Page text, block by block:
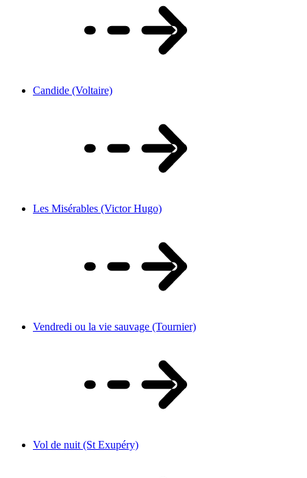
Candide (Voltaire)
Les Misérables (Victor Hugo)
Vendredi ou la vie sauvage (Tournier)
Vol de nuit (St Exupéry)